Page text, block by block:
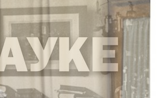
Конференции
Новости
диссертационных
советов
Новые лаборатории
Институт в СМИ
Конкурсы, премии
Преподавательский
состав
Достижения